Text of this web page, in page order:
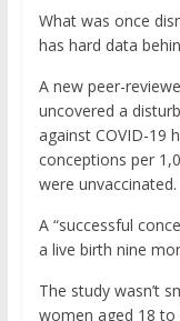
What was once
has hard data
A new peer-
uncovered a
against COVID-19
conceptions per
were unvaccinated.
A “successful
a live birth nine
The study wasn’t
women aged 18 to